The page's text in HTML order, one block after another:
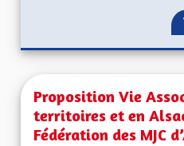
Proposition Vie
territoires et en
Fédération des MJC